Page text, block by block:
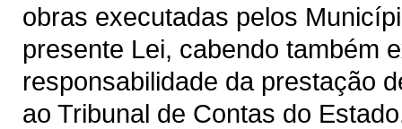
obras executadas pelos
presente Lei, cabendo também
responsabilidade da prestação
ao Tribunal de Contas do